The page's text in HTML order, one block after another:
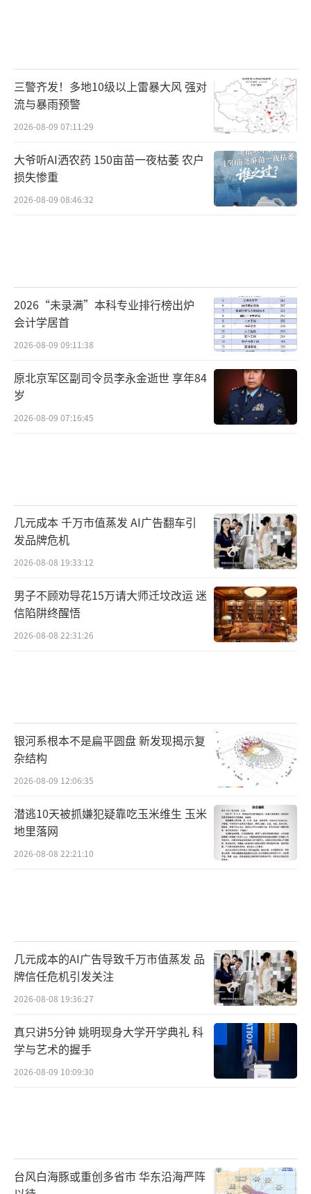
三警齐发！多地10级以上雷暴大风 强对
流与暴雨预警
2026-08-09 07:11:29
大爷听AI洒农药 150亩苗一夜枯萎 农户
损失惨重
2026-08-09 08:46:32
2026“未录满”本科专业排行榜出炉
会计学居首
2026-08-09 09:11:38
原北京军区副司令员李永金逝世 享年84
岁
2026-08-09 07:16:45
几元成本 千万市值蒸发 AI广告翻车引
发品牌危机
2026-08-08 19:33:12
男子不顾劝导花15万请大师迁坟改运 迷
信陷阱终醒悟
2026-08-08 22:31:26
银河系根本不是扁平圆盘 新发现揭示复
杂结构
2026-08-09 12:06:35
潜逃10天被抓嫌犯疑靠吃玉米维生 玉米
地里落网
2026-08-08 22:21:10
几元成本的AI广告导致千万市值蒸发 品
牌信任危机引发关注
2026-08-08 19:36:27
真只讲5分钟 姚明现身大学开学典礼 科
学与艺术的握手
2026-08-09 10:09:30
台风白海豚或重创多省市 华东沿海严阵